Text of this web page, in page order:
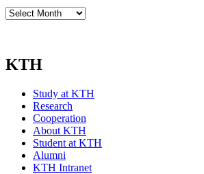
Archives
KTH
Study at KTH
Research
Cooperation
About KTH
Student at KTH
Alumni
KTH Intranet